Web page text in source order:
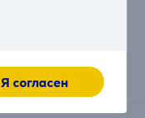
Я согласен